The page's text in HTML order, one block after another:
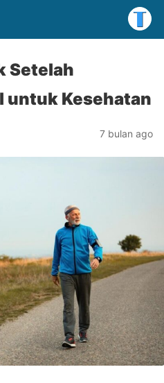
Setelah
untuk Kesehatan
7 bulan ago